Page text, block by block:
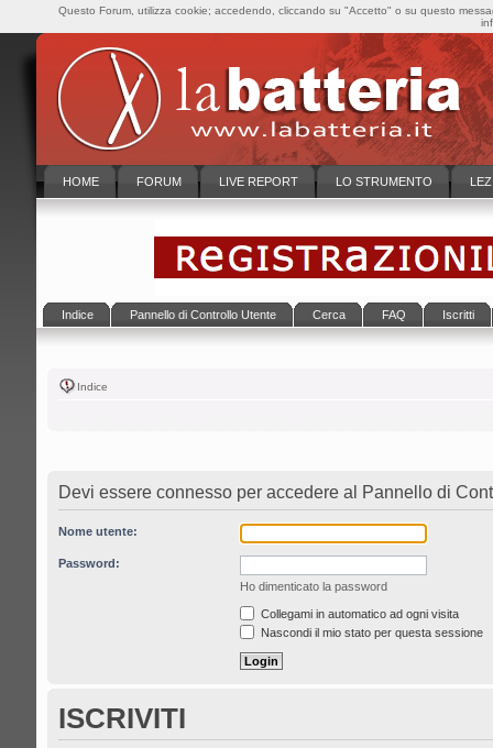
HOME FORUM LIVE REPORT LO STRUMENTO
Indice Pannello di Controllo Utente Cerca FAQ Iscritti
Indice
Devi essere connesso per accedere al Pannello di
Nome utente:
Password:
Ho dimenticato la password
Collegami in automatico ad ogni visita
Nascondi il mio stato per questa sessione
ISCRIVITI
Questo Forum, utilizza cookie; accedendo, cliccando su "Accetto" o su questo